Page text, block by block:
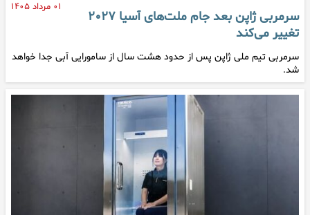
۰۱ مرداد ۱۴۰۵
سرمربی ژاپن بعد جام ملت‌های آسیا ۲۰۲۷
تغییر می‌کند
سرمربی تیم ملی ژاپن پس از حدود هشت سال از سامورایی آبی جدا خواهد
شد.